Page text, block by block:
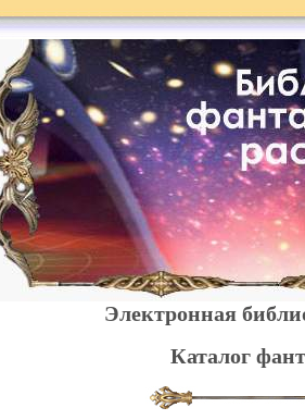
Электронная
Каталог